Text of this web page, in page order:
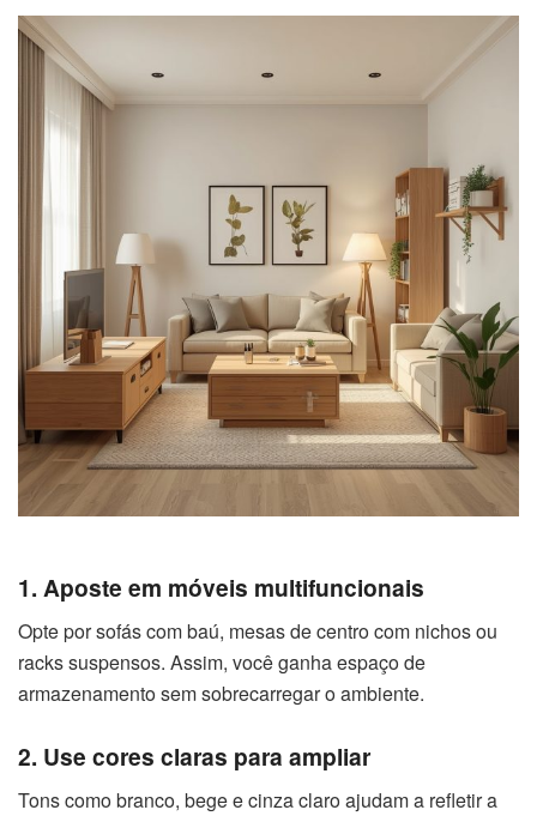
1. Aposte em móveis multifuncionais
Opte por sofás com baú, mesas de centro com nichos ou
racks suspensos. Assim, você ganha espaço de
armazenamento sem sobrecarregar o ambiente.
2. Use cores claras para ampliar
Tons como branco, bege e cinza claro ajudam a refletir a